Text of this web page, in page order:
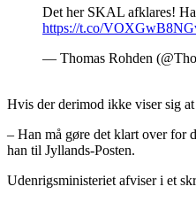
Det her SKAL afklares!
https://t.co/
— Thomas Rohden
Hvis der derimod ikke viser sig
– Han må gøre det klart over for
han til Jyllands-Posten.
Udenrigsministeriet afviser i et